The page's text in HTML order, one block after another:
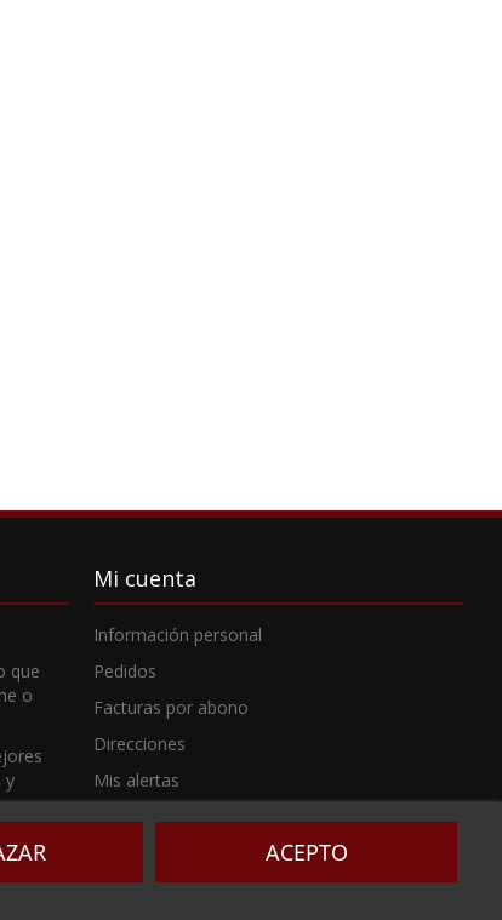
que
o
y
Mi cuenta
Información personal
Pedidos
Facturas por abono
Direcciones
Mis alertas
ACEPTO